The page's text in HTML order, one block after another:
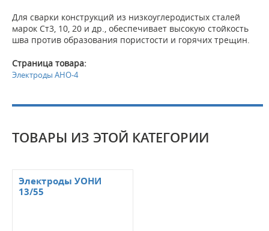
Для сварки конструкций из низкоуглеродистых сталей
марок Ст3, 10, 20 и др., обеспечивает высокую стойкость
шва против образования пористости и горячих трещин.
Страница товара:
Электроды АНО-4
ТОВАРЫ ИЗ ЭТОЙ КАТЕГОРИИ
Электроды УОНИ
13/55